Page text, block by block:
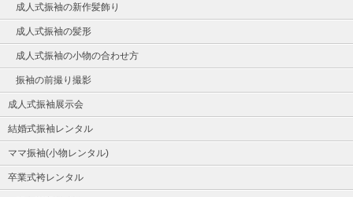
成人式振袖の新作髪飾り
成人式振袖の髪形
成人式振袖の小物の合わせ方
振袖の前撮り撮影
成人式振袖展示会
結婚式振袖レンタル
ママ振袖(小物レンタル)
卒業式袴レンタル